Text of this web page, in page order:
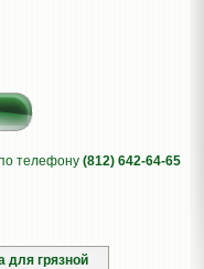
телефону (812) 642-64-65
для грязной